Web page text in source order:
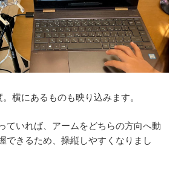
横にあるものも映り込みます。
ていれば、アームをどちらの方向へ動
できるため、操縦しやすくなりまし